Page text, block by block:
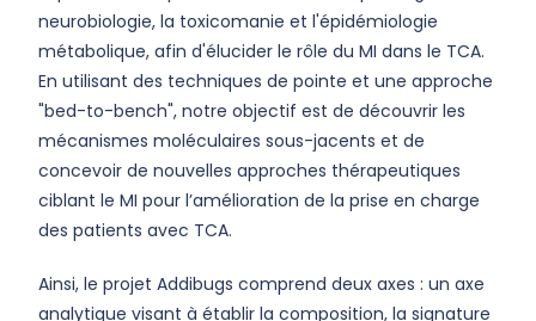
neurobiologie, la toxicomanie et l'épidémiologie
métabolique, afin d'élucider le rôle du MI dans le TCA.
En utilisant des techniques de pointe et une approche
"bed-to-bench", notre objectif est de découvrir les
mécanismes moléculaires sous-jacents et de
concevoir de nouvelles approches thérapeutiques
ciblant le MI pour l’amélioration de la prise en charge
des patients avec TCA.
Ainsi, le projet Addibugs comprend deux axes : un axe
analytique visant à établir la composition, la signature